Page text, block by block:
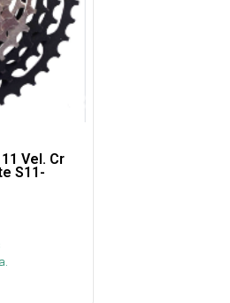
Vel. Cr
S11-